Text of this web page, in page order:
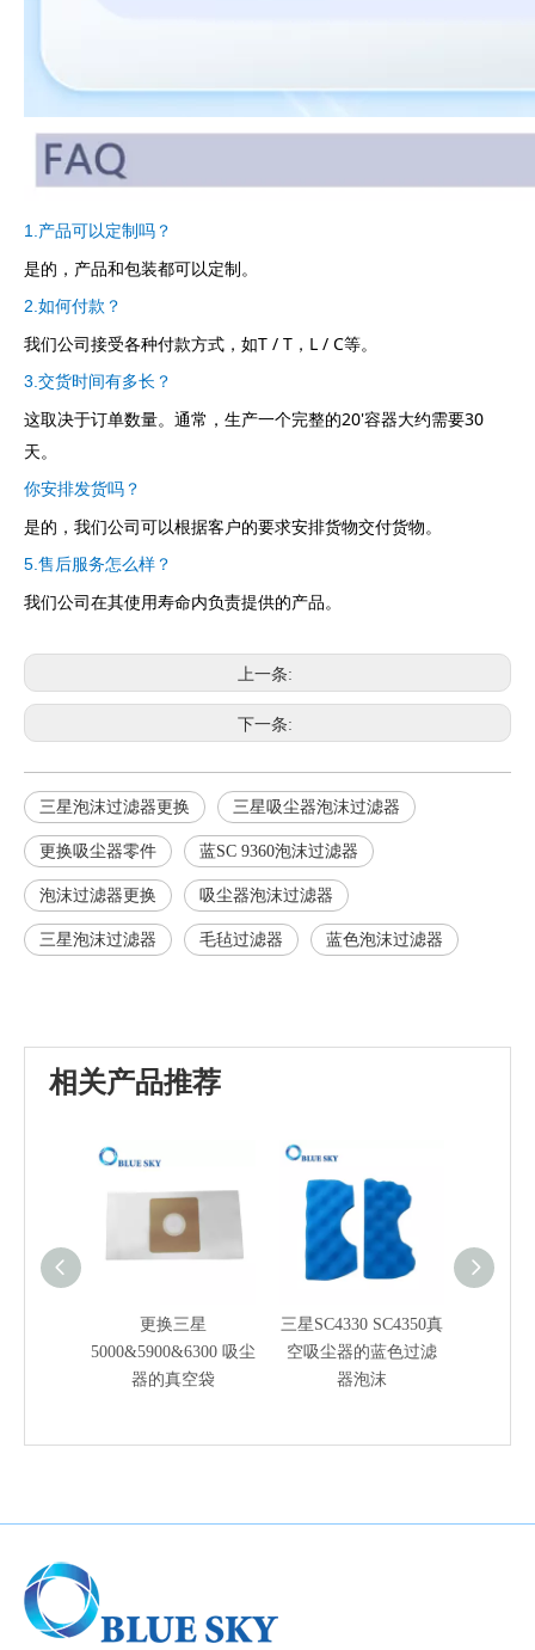
1.产品可以定制吗？
是的，产品和包装都可以定制。
2.如何付款？
我们公司接受各种付款方式，如T / T，L / C等。
3.交货时间有多长？
这取决于订单数量。通常，生产一个完整的20'容器大约需要30
天。
你安排发货吗？
是的，我们公司可以根据客户的要求安排货物交付货物。
5.售后服务怎么样？
我们公司在其使用寿命内负责提供的产品。
上一条:
下一条:
三星泡沫过滤器更换 三星吸尘器泡沫过滤器
更换吸尘器零件 蓝SC 9360泡沫过滤器
泡沫过滤器更换 吸尘器泡沫过滤器
三星泡沫过滤器 毛毡过滤器 蓝色泡沫过滤器
相关产品推荐
更换三星
5000&5900&6300 吸尘
器的真空袋
三星SC4330 SC4350真
空吸尘器的蓝色过滤
器泡沫